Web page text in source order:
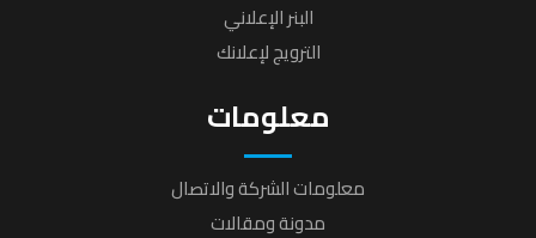
البنر الإعلاني
الترويج لإعلانك
معلومات
معلومات الشركة والاتصال
مدونة ومقالات